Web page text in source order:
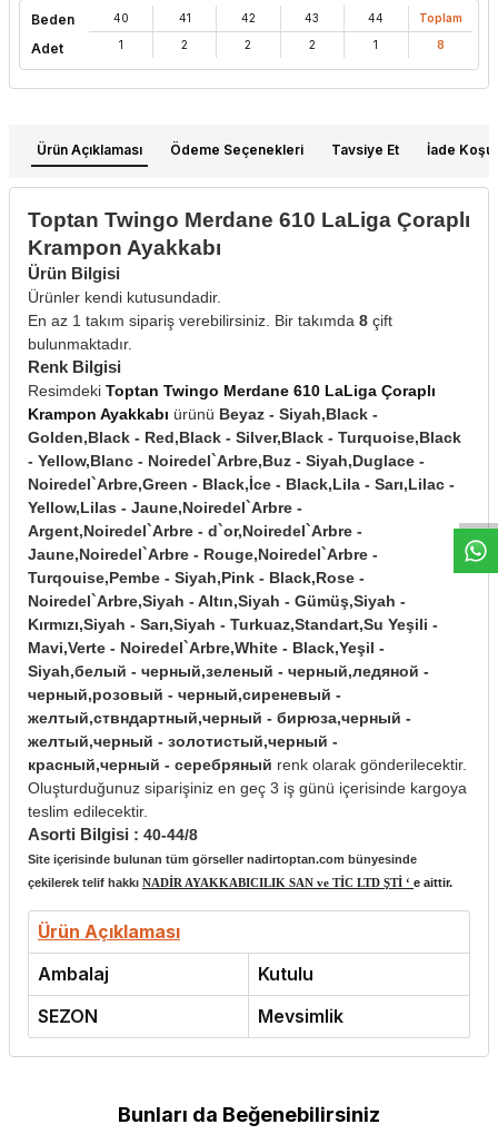
Beden
Adet
40
1
41
2
42
2
43
2
44
1
Toplam
8
Ürün Açıklaması Ödeme Seçenekleri Tavsiye Et İade
Toptan Twingo Merdane 610 LaLiga Çoraplı
Krampon Ayakkabı
Ürün Bilgisi
Ürünler kendi kutusundadir.
En az 1 takım sipariş verebilirsiniz. Bir takımda 8 çift
bulunmaktadır.
Renk Bilgisi
Resimdeki Toptan Twingo Merdane 610 LaLiga Çoraplı
Krampon Ayakkabı ürünü Beyaz - Siyah,Black -
Golden,Black - Red,Black - Silver,Black - Turquoise,Black
- Yellow,Blanc - Noiredel`Arbre,Buz - Siyah,Duglace -
Noiredel`Arbre,Green - Black,İce - Black,Lila - Sarı,Lilac -
Yellow,Lilas - Jaune,Noiredel`Arbre -
Argent,Noiredel`Arbre - d`or,Noiredel`Arbre -
Jaune,Noiredel`Arbre - Rouge,Noiredel`Arbre -
Turqouise,Pembe - Siyah,Pink - Black,Rose -
Noiredel`Arbre,Siyah - Altın,Siyah - Gümüş,Siyah -
Kırmızı,Siyah - Sarı,Siyah - Turkuaz,Standart,Su Yeşili -
Mavi,Verte - Noiredel`Arbre,White - Black,Yeşil -
Siyah,белый - черный,зеленый - черный,ледяной -
черный,розовый - черный,сиреневый -
желтый,ствндартный,черный - бирюза,черный -
желтый,черный - золотистый,черный -
красный,черный - серебряный renk olarak gönderilecektir.
Oluşturduğunuz siparişiniz en geç 3 iş günü içerisinde kargoya
teslim edilecektir.
Asorti Bilgisi : 40-44/8
Site içerisinde bulunan tüm görseller nadirtoptan.com bünyesinde
çekilerek telif hakkı NADİR AYAKKABICILIK SAN ve TİC LTD ŞTİ ‘ e aittir.
Ürün Açıklaması
Ambalaj
Kutulu
SEZON
Mevsimlik
Bunları da Beğenebilirsiniz